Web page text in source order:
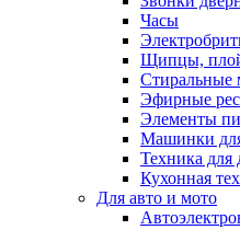
Часы
Щипцы,
Эфирные
Элементы
Машинки
Техника для
Кухонная
Для авто и мото